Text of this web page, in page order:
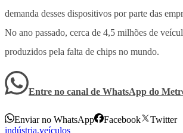
demanda desses dispositivos por parte das
No ano passado, cerca de 4,5 milhões de
produzidos pela falta de chips no mundo.
Entre no canal de WhatsApp do
Enviar no WhatsApp Facebook
Twitter
indústria,veículos